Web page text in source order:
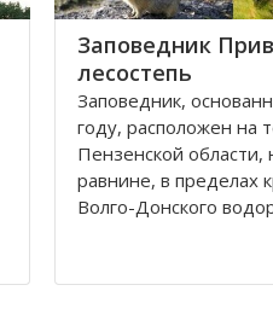
Заповедник
лесостепь
Заповедник,
году, расположен на
Пензенской области,
равнине, в пределах
Волго-Донского
лесостепь", "Борок",